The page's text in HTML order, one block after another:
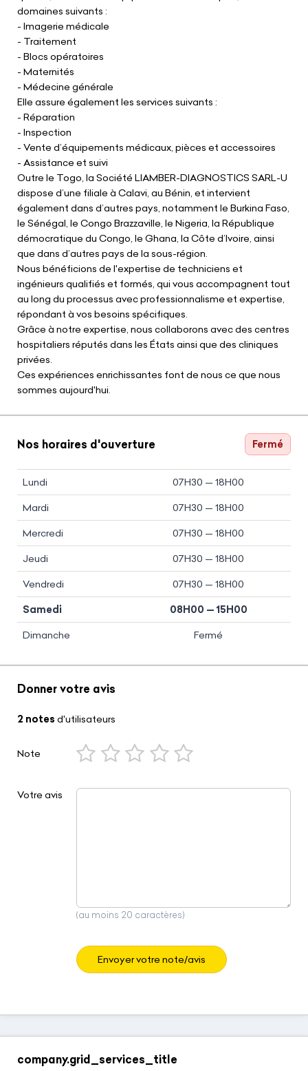
domaines suivants :
- Imagerie médicale
- Traitement
- Blocs opératoires
- Maternités
- Médecine générale
Elle assure également les services suivants :
- Réparation
- Inspection
- Vente d’équipements médicaux, pièces et accessoires
- Assistance et suivi
Outre le Togo, la Société LIAMBER-DIAGNOSTICS SARL-U
dispose d’une filiale à Calavi, au Bénin, et intervient
également dans d’autres pays, notamment le Burkina Faso,
le Sénégal, le Congo Brazzaville, le Nigeria, la République
démocratique du Congo, le Ghana, la Côte d’Ivoire, ainsi
que dans d’autres pays de la sous-région.
Nous bénéficions de l'expertise de techniciens et
ingénieurs qualifiés et formés, qui vous accompagnent tout
au long du processus avec professionnalisme et expertise,
répondant à vos besoins spécifiques.
Grâce à notre expertise, nous collaborons avec des centres
hospitaliers réputés dans les États ainsi que des cliniques
privées.
Ces expériences enrichissantes font de nous ce que nous
sommes aujourd'hui.
Nos horaires d'ouverture Fermé
Lundi 07H30 — 18H00
Mardi 07H30 — 18H00
Mercredi 07H30 — 18H00
Jeudi 07H30 — 18H00
Vendredi 07H30 — 18H00
Samedi 08H00 — 15H00
Dimanche Fermé
Donner votre avis
2 notes d'utilisateurs
Note
Votre avis
(au moins 20 caractères)
Envoyer votre note/avis
company.grid_services_title